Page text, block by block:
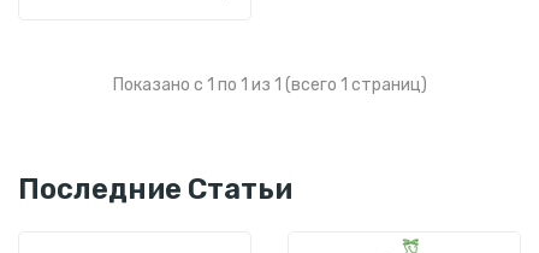
Показано с 1 по 1 из 1 (всего 1 страниц)
Последние Статьи